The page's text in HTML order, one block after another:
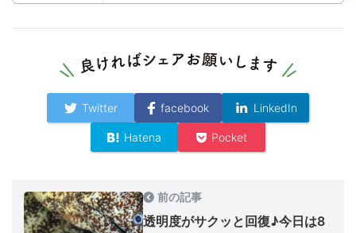
Twitter facebook LinkedIn
Hatena Pocket
前の記事
透明度がサクッと回復♪今日は8